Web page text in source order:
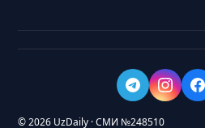
© 2026 UzDaily · СМИ №248510